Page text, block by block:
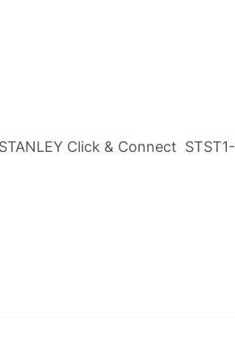
Click & Connect STST1-